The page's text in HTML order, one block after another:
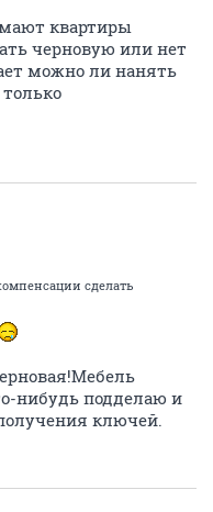
квартиры
черновую или нет
можно ли нанять
сделать
нибудь подделаю и
ключей.